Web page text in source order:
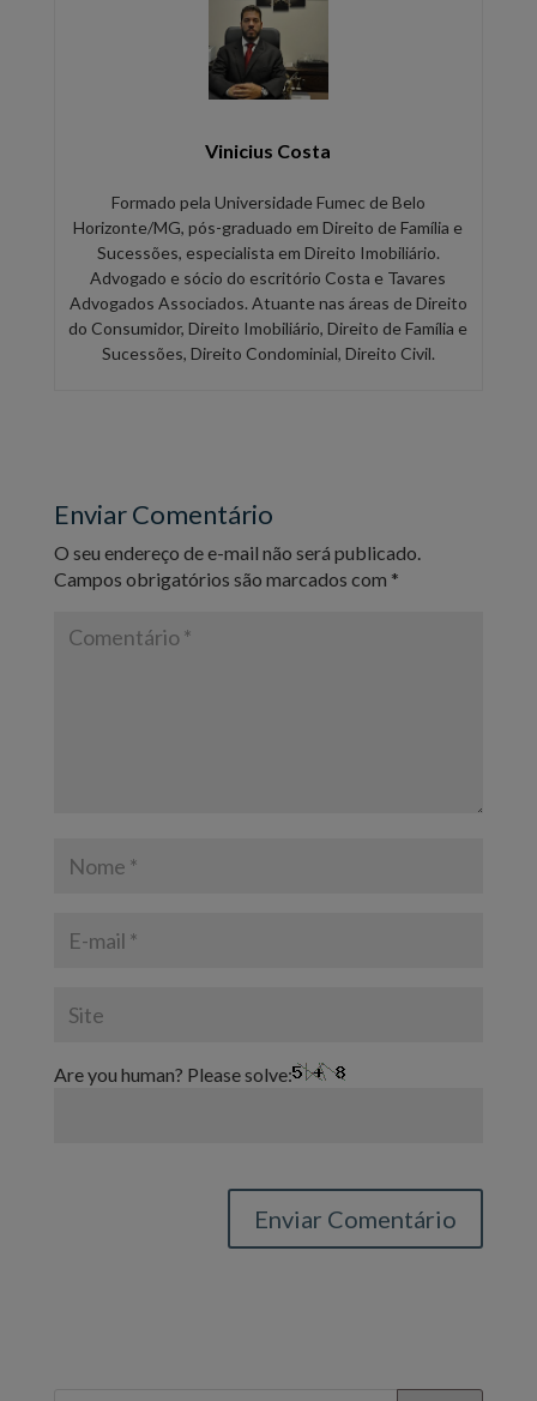
Vinicius Costa
Formado pela Universidade Fumec de Belo
Horizonte/MG, pós-graduado em Direito de Família e
Sucessões, especialista em Direito Imobiliário.
Advogado e sócio do escritório Costa e Tavares
Advogados Associados. Atuante nas áreas de Direito
do Consumidor, Direito Imobiliário, Direito de Família e
Sucessões, Direito Condominial, Direito Civil.
Enviar Comentário
O seu endereço de e-mail não será publicado.
Campos obrigatórios são marcados com *
Are you human? Please solve: